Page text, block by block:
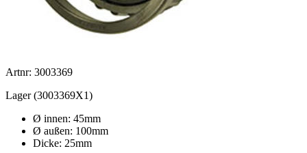
Artnr: 3003369
Lager (3003369X1)
Ø innen: 45mm
Ø außen: 100mm
Dicke: 25mm